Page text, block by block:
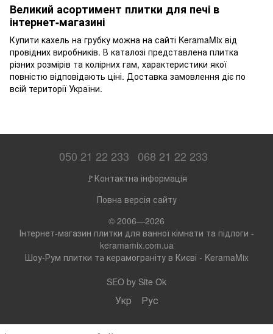
Великий асортимент плитки для печі в
інтернет-магазині
Купити кахель на грубку можна на сайті KeramaMix від
провідних виробників. В каталозі представлена плитка
різних розмірів та колірних гам, характеристики якої
повністю відповідають ціні. Доставка замовлення діє по
всій території України.
050 21 22 233 068 21 22 233
🚩Контактна інформація
Повна версія сайту
© 2006—2026
Інтернет-магазин плитки для ванної кімнати та підлоги -
keramamix.com.ua
Шоу-Рум плитки та керамограніту в Києві - KeramaMix
SEO by Site Ok
Укр Рус